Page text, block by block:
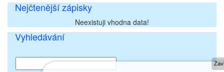
Nejčtenější zápisky
Neexistuji vhodna data!
Vyhledávání